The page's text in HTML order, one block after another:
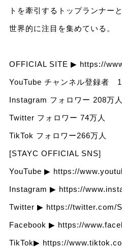
トを牽引するトップランナー
世界的に注目を集めている。
OFFICIAL SITE ▶ https://
YouTube チャンネル登録者
Instagram フォロワー 208万人
Twitter フォロワー 74万人
TikTok フォロワー266万人
[STAYC OFFICIAL SNS]
YouTube ▶ https://
Instagram ▶ https://
Twitter ▶ https://twitter.com/
Facebook ▶ https://
TikTok▶ https://